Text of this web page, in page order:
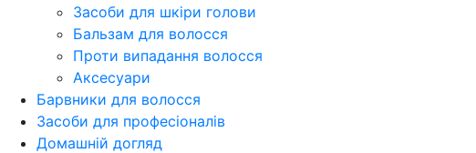
Засоби для шкіри голови
Бальзам для волосся
Проти випадання волосся
Аксесуари
Барвники для волосся
Засоби для професіоналів
Домашній догляд